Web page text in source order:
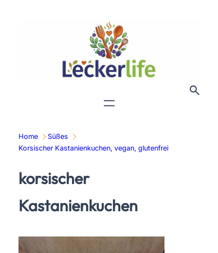
Home
Süßes
Korsischer Kastanienkuchen, vegan, glutenfrei
korsischer
Kastanienkuchen